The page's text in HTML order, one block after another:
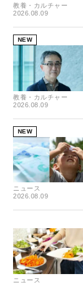
教養・カルチャー
2026.08.09
NEW
教養・カルチャー
2026.08.09
NEW
ニュース
2026.08.09
ニュース